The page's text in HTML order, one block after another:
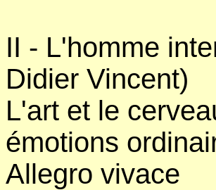
II - L'homme
Didier Vincent)
L'art et le
émotions
Allegro vivace